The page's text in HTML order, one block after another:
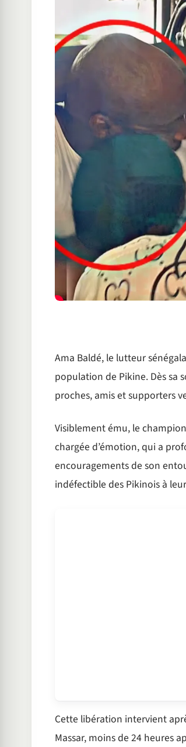
Ama Baldé, le lutteur
population de Pikine. Dès sa
proches, amis et supporters
Visiblement ému, le
chargée d’émotion, qui a
encouragements de son
indéfectible des Pikinois à
Cette libération intervient
Massar, moins de 24 heures